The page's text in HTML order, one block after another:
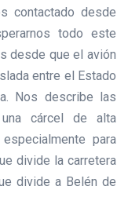
contactado desde
todo este
desde que el avión
entre el Estado
Nos describe las
cárcel de alta
para
divide la carretera
divide a Belén de